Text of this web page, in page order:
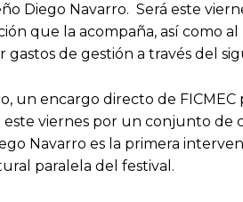
Diego Navarro. Será este
que la acompaña, así como
gastos de gestión a través del
un encargo directo de
viernes por un conjunto de
Navarro es la primera
paralela del festival.